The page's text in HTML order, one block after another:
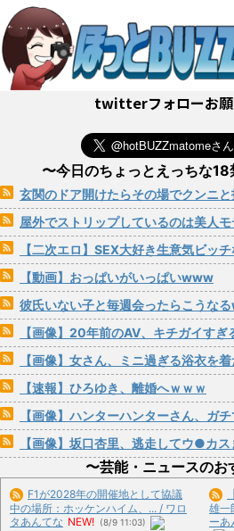
twitterフォローお願
〜今日のちょっとえっちな
玄関のドア開けたらその場でクンニと指でたくさん
屋外でストリップしているのは美人
【二次エロ】SEX大好き生意気ビッチな
【動画】おっぱいがいっぱいwww
彼氏いない子と毎週会ったらこうな
【画像】20年前のAV、キチガイす
【画像】女さん、ミニ過ぎる浴衣を着た
【速報】ひろゆき、離婚へｗｗｗ
【画像】ハンターハンターさん、ガチで最強の新
【画像】坂口杏里、逃走してウ●カ
〜芸能・ニュースのお
F1が2028年の開催地として協議
中の場所：ホッケンハイム、... / ワロ
タあんてな NEW! (8/9 11:03)
雄一
ーあ